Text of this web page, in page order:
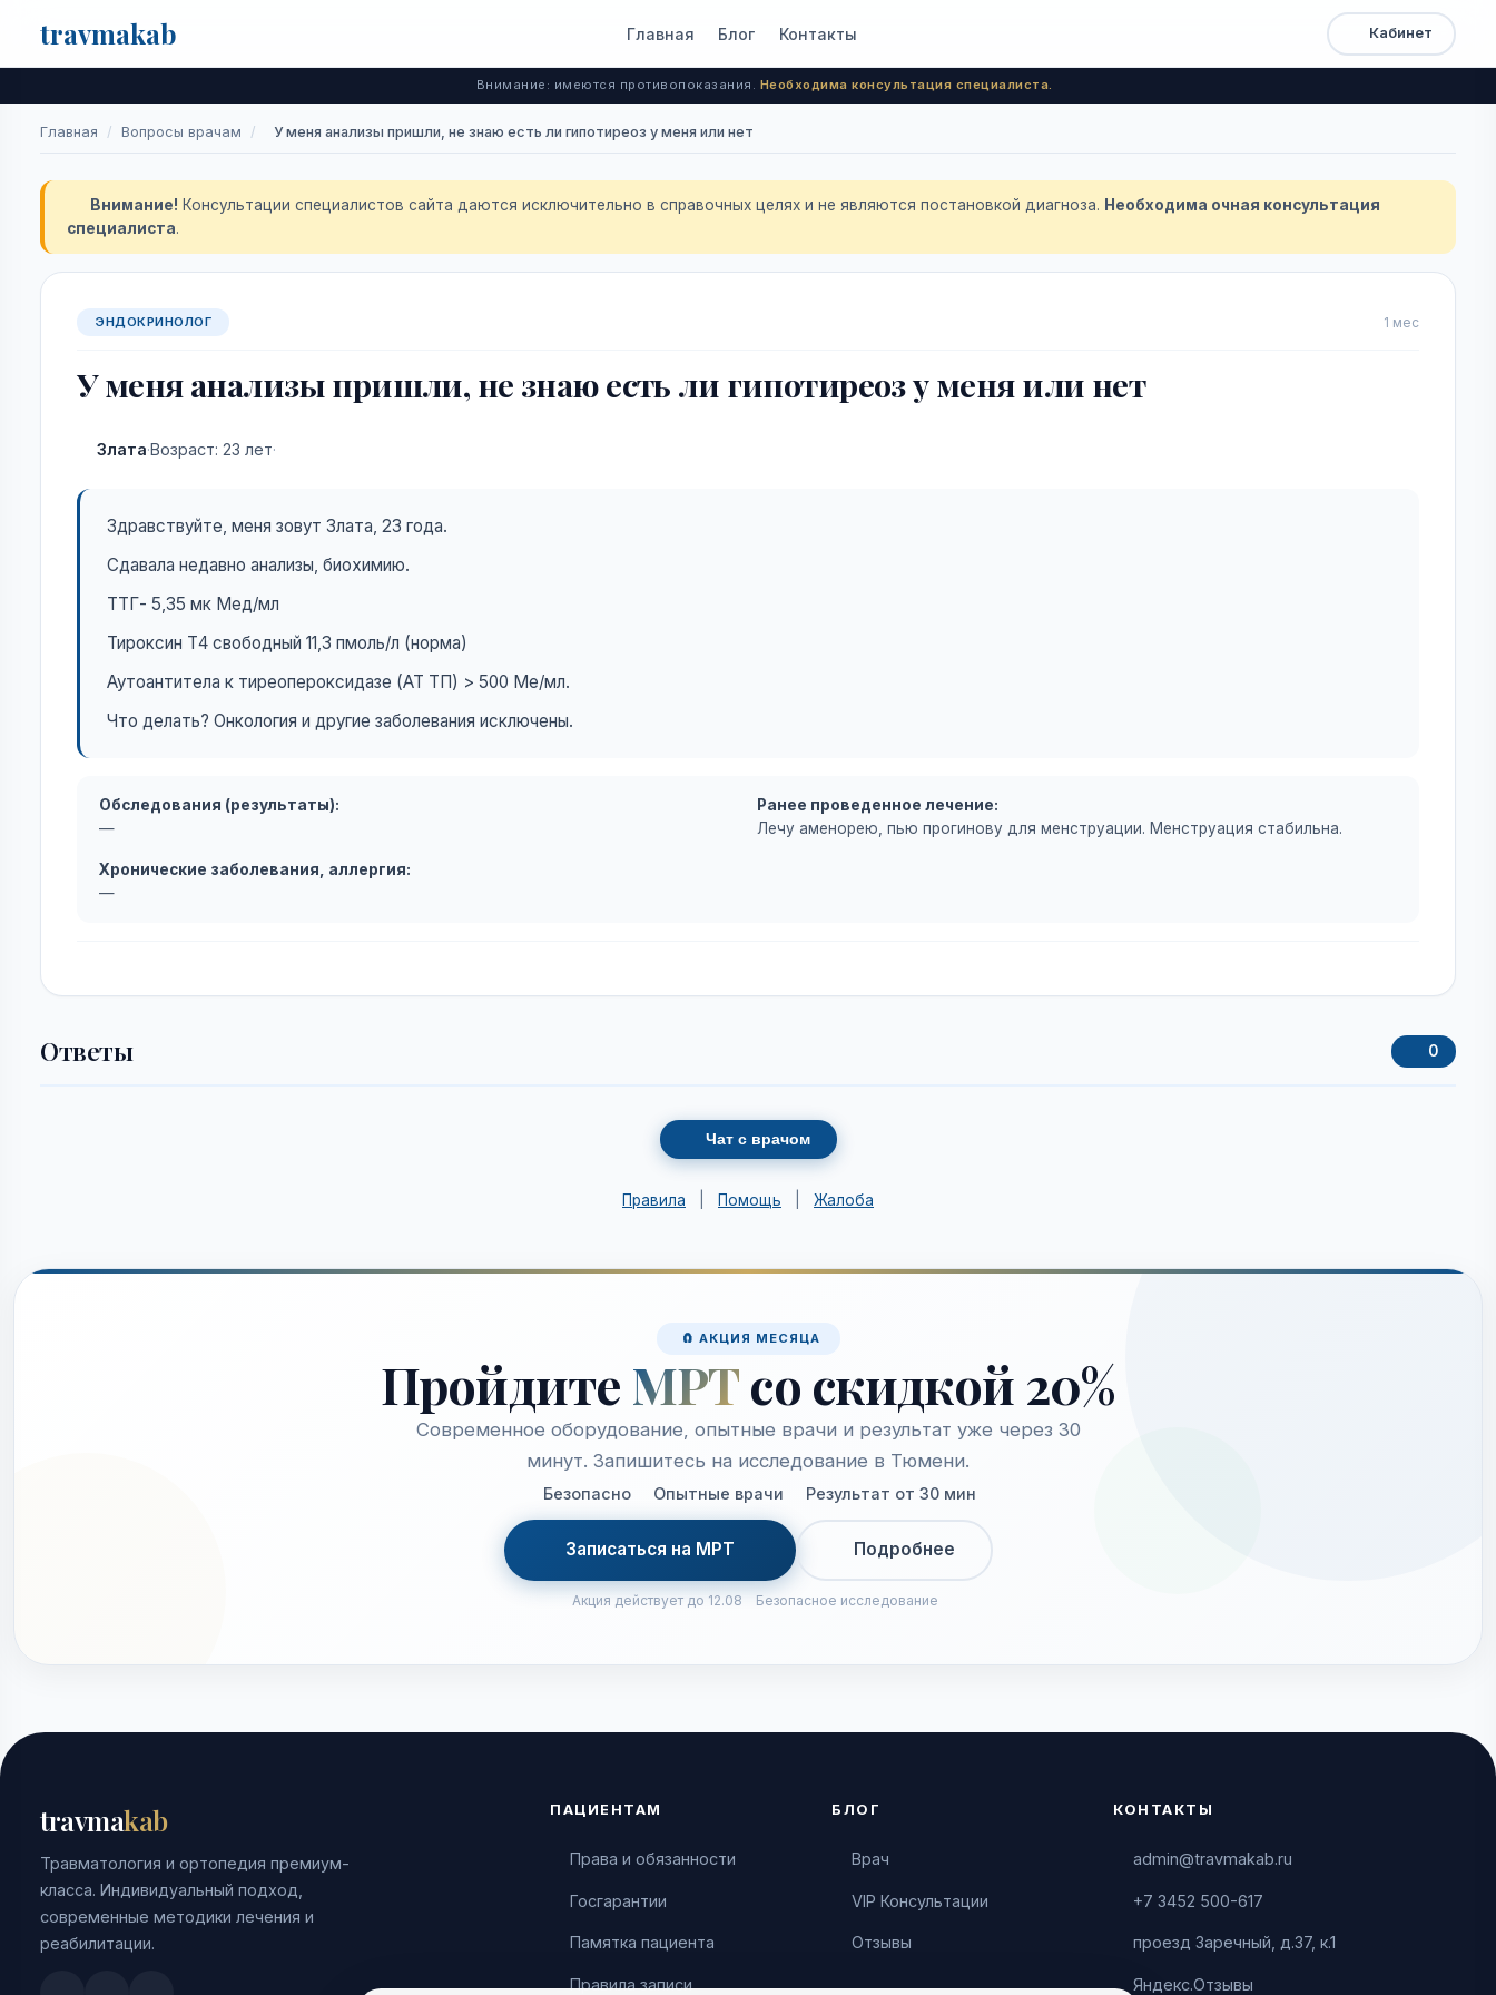
travmakab Главная Блог Контакты
Открыть
меню
Быстрый
доступ
Кабинет
Внимание: имеются противопоказания. Необходима консультация специалиста.
Главная / Вопросы врачам / У меня анализы пришли, не знаю есть ли гипотиреоз у меня или нет
Внимание! Консультации специалистов сайта даются исключительно в справочных целях и не являются постановкой диагноза. Необходима очная консультация
специалиста.
ЭНДОКРИНОЛОГ 1 мес
У меня анализы пришли, не знаю есть ли гипотиреоз у меня или нет
Злата·Возраст: 23 лет·
Здравствуйте, меня зовут Злата, 23 года.
Сдавала недавно анализы, биохимию.
ТТГ- 5,35 мк Мед/мл
Тироксин Т4 свободный 11,3 пмоль/л (норма)
Аутоантитела к тиреопероксидазе (АТ ТП) > 500 Ме/мл.
Что делать? Онкология и другие заболевания исключены.
Обследования (результаты):
—
Ранее проведенное лечение:
Лечу аменорею, пью прогинову для менструации. Менструация стабильна.
Хронические заболевания, аллергия:
—
Ответы 0
Чат с врачом
Правила Помощь Жалоба
🧲 АКЦИЯ МЕСЯЦА
Пройдите МРТсо скидкой 20%
Современное оборудование, опытные врачи и результат уже через 30
минут. Запишитесь на исследование в Тюмени.
Безопасно Опытные врачи Результат от 30 мин
Записаться на МРТ Подробнее
Акция действует до 12.08 Безопасное исследование
travmakab
Травматология и ортопедия премиум-
класса. Индивидуальный подход,
современные методики лечения и
реабилитации.
ПАЦИЕНТАМ
Права и обязанности
Госгарантии
Памятка пациента
Правила записи
БЛОГ
Врач
VIP Консультации
Отзывы
КОНТАКТЫ
admin@travmakab.ru
+7 3452 500-617
проезд Заречный, д.37, к.1
Яндекс.Отзывы